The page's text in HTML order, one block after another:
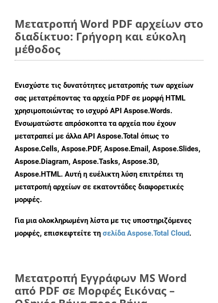
Μετατροπή Word PDF αρχείων στο
διαδίκτυο: Γρήγορη και εύκολη
μέθοδος
Ενισχύστε τις δυνατότητες μετατροπής των αρχείων
σας μετατρέποντας τα αρχεία PDF σε μορφή HTML
χρησιμοποιώντας το ισχυρό API Aspose.Words.
Ενσωματώστε απρόσκοπτα τα αρχεία που έχουν
μετατραπεί με άλλα API Aspose.Total όπως το
Aspose.Cells, Aspose.PDF, Aspose.Email, Aspose.Slides,
Aspose.Diagram, Aspose.Tasks, Aspose.3D,
Aspose.HTML. Αυτή η ευέλικτη λύση επιτρέπει τη
μετατροπή αρχείων σε εκατοντάδες διαφορετικές
μορφές.
Για μια ολοκληρωμένη λίστα με τις υποστηριζόμενες
μορφές, επισκεφτείτε τη σελίδα Aspose.Total Cloud.
Μετατροπή Εγγράφων MS Word
από PDF σε Μορφές Εικόνας –